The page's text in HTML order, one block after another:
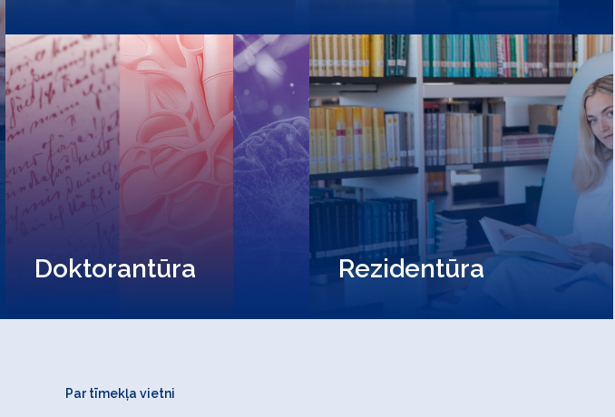
Doktorantūra Rezidentūra
Par tīmekļa vietni